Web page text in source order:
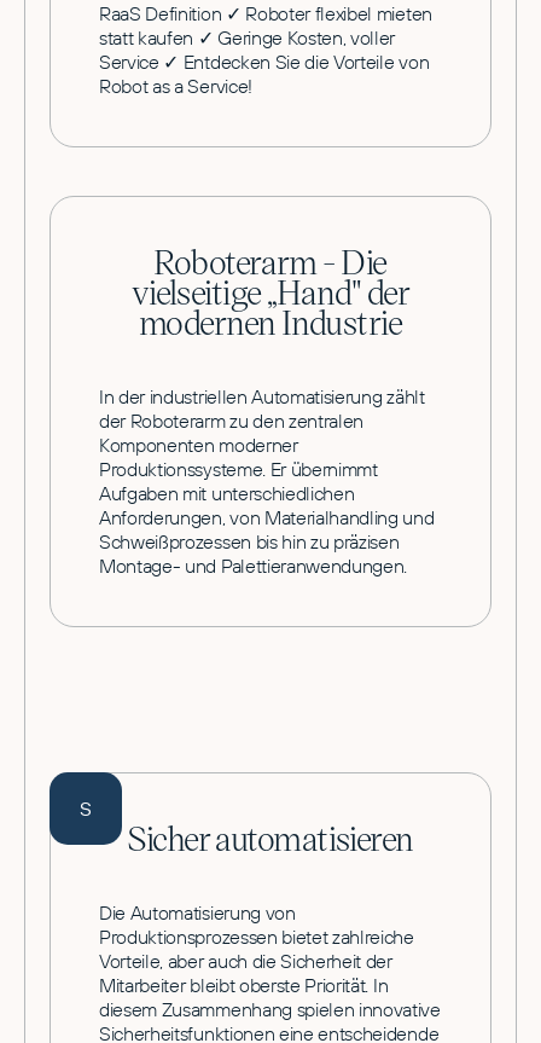
RaaS Definition ✓ Roboter flexibel mieten
statt kaufen ✓ Geringe Kosten, voller
Service ✓ Entdecken Sie die Vorteile von
Robot as a Service!
Roboterarm - Die
vielseitige „Hand" der
modernen Industrie
In der industriellen Automatisierung zählt
der Roboterarm zu den zentralen
Komponenten moderner
Produktionssysteme. Er übernimmt
Aufgaben mit unterschiedlichen
Anforderungen, von Materialhandling und
Schweißprozessen bis hin zu präzisen
Montage- und Palettieranwendungen.
S
Sicher automatisieren
Die Automatisierung von
Produktionsprozessen bietet zahlreiche
Vorteile, aber auch die Sicherheit der
Mitarbeiter bleibt oberste Priorität. In
diesem Zusammenhang spielen innovative
Sicherheitsfunktionen eine entscheidende